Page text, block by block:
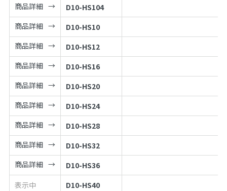
商品詳細
D10-HS104
商品詳細
D10-HS10
商品詳細
D10-HS12
商品詳細
D10-HS16
商品詳細
D10-HS20
商品詳細
D10-HS24
商品詳細
D10-HS28
商品詳細
D10-HS32
商品詳細
D10-HS36
表示中
D10-HS40